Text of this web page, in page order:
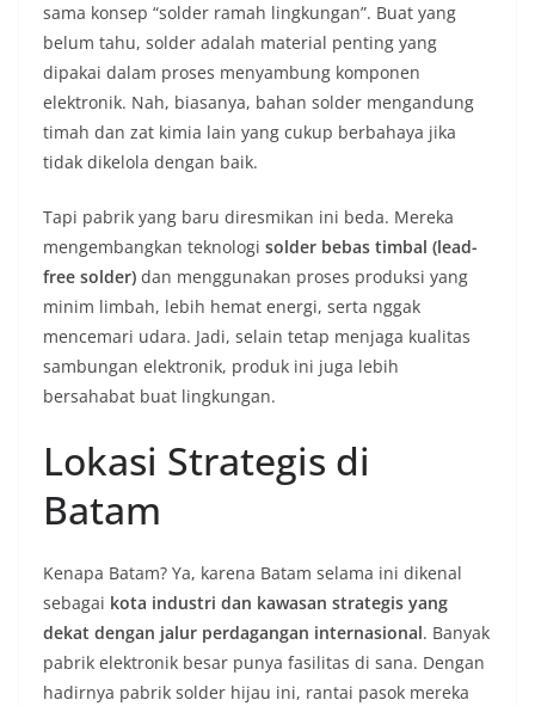
sama konsep “solder ramah lingkungan”. Buat yang
belum tahu, solder adalah material penting yang
dipakai dalam proses menyambung komponen
elektronik. Nah, biasanya, bahan solder mengandung
timah dan zat kimia lain yang cukup berbahaya jika
tidak dikelola dengan baik.
Tapi pabrik yang baru diresmikan ini beda. Mereka
mengembangkan teknologi solder bebas timbal (lead-
free solder) dan menggunakan proses produksi yang
minim limbah, lebih hemat energi, serta nggak
mencemari udara. Jadi, selain tetap menjaga kualitas
sambungan elektronik, produk ini juga lebih
bersahabat buat lingkungan.
Lokasi Strategis di
Batam
Kenapa Batam? Ya, karena Batam selama ini dikenal
sebagai kota industri dan kawasan strategis yang
dekat dengan jalur perdagangan internasional. Banyak
pabrik elektronik besar punya fasilitas di sana. Dengan
hadirnya pabrik solder hijau ini, rantai pasok mereka